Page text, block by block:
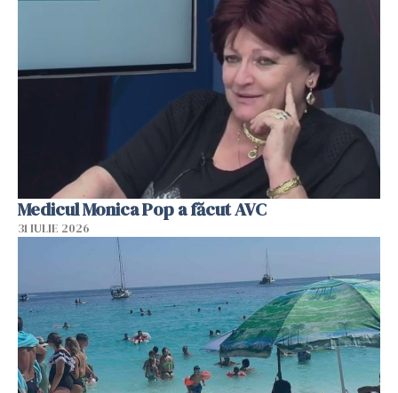
Medicul Monica Pop a făcut AVC
31 IULIE 2026